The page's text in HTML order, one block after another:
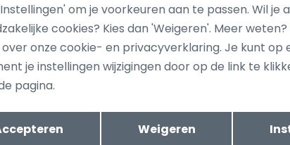
dan ook gelijk €5,-
collectie!
Hoe we met je data
sparen voor korting
Terug Opslaan
om je voorkeuren aan te passen. Wil je
cookies? Kies dan 'Weigeren'. Meer weten?
onze cookie- en privacyverklaring. Je kunt op
je instellingen wijzigingen door op de link te
pagina.
Weigeren